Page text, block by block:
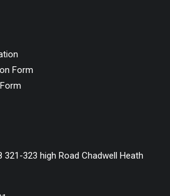
Form
321-323 high Road Chadwell Heath